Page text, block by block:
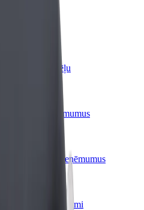
izmaksu ik nedēļu
paaugstini ieņēmumus
un palielini ieņēmumus
Bolt pakalpojumi